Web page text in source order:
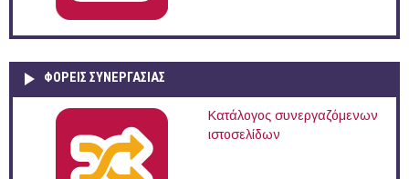
ΦΟΡΕΙΣ ΣΥΝΕΡΓΑΣΙΑΣ
Κατάλογος συνεργαζόμενων
ιστοσελίδων